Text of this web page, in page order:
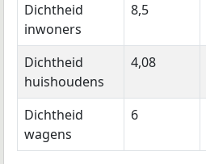
Dichtheid
inwoners
8,5
Dichtheid
huishoudens
4,08
Dichtheid
wagens
6